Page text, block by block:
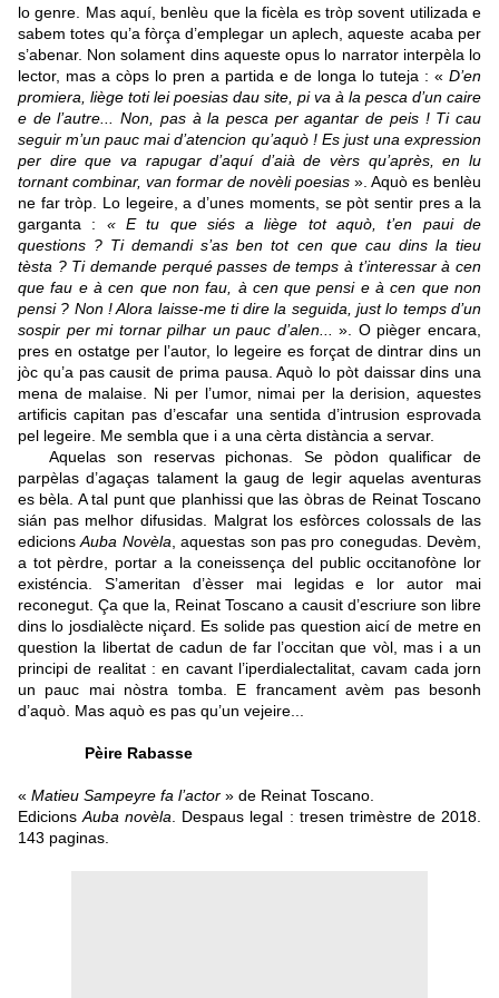
lo genre. Mas aquí, benlèu que la ficèla es tròp sovent utilizada e
sabem totes qu’a fòrça d’emplegar un aplech, aqueste acaba per
s’abenar. Non solament dins aqueste opus lo narrator interpèla lo
lector, mas a còps lo pren a partida e de longa lo tuteja : « D’en
promiera, liège toti lei poesias dau site, pi va à la pesca d’un caire
e de l’autre... Non, pas à la pesca per agantar de peis ! Ti cau
seguir m’un pauc mai d’atencion qu’aquò ! Es just una expression
per dire que va rapugar d’aquí d’aià de vèrs qu’après, en lu
tornant combinar, van formar de novèli poesias ». Aquò es benlèu
ne far tròp. Lo legeire, a d’unes moments, se pòt sentir pres a la
garganta : « E tu que siés a liège tot aquò, t’en paui de
questions ? Ti demandi s’as ben tot cen que cau dins la tieu
tèsta ? Ti demande perqué passes de temps à t’interessar à cen
que fau e à cen que non fau, à cen que pensi e à cen que non
pensi ? Non ! Alora laisse-me ti dire la seguida, just lo temps d’un
sospir per mi tornar pilhar un pauc d’alen...
». O pièger encara,
pres en ostatge per l’autor, lo legeire es forçat de dintrar dins un
jòc qu’a pas causit de prima pausa. Aquò lo pòt daissar dins una
mena de malaise. Ni per l’umor, nimai per la derision, aquestes
artificis capitan pas d’escafar una sentida d’intrusion esprovada
pel legeire. Me sembla que i a una cèrta distància a servar.
Aquelas son reservas pichonas. Se pòdon qualificar de
parpèlas d’agaças talament la gaug de legir aquelas aventuras
es bèla. A tal punt que planhissi que las òbras de Reinat Toscano
sián pas melhor difusidas. Malgrat los esfòrces colossals de las
edicionsAuba Novèla , aquestas son pas pro conegudas. Devèm,
a tot pèrdre, portar a la coneissença del public occitanofòne lor
existéncia. S’ameritan d’èsser mai legidas e lor autor mai
reconegut. Ça que la, Reinat Toscano a causit d’escriure son libre
dins lo josdialècte niçard. Es solide pas question aicí de metre en
question la libertat de cadun de far l’occitan que vòl, mas i a un
principi de realitat : en cavant l’iperdialectalitat, cavam cada jorn
un pauc mai nòstra tomba. E francament avèm pas besonh
d’aquò. Mas aquò es pas qu’un vejeire...
Pèire Rabasse
« Matieu Sampeyre fa l’actor » de Reinat Toscano.
EdicionsAuba novèla . Despaus legal : tresen trimèstre de 2018.
143 paginas.